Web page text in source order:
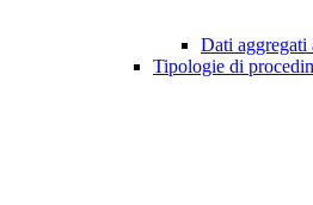
Dati aggregati
Tipologie di